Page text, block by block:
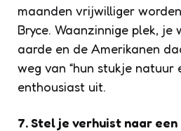
maanden vrijwilliger
Bryce. Waanzinnige plek,
aarde en de Amerikanen
weg van “hun stukje
enthousiast uit.
7. Stel je verhuist naar